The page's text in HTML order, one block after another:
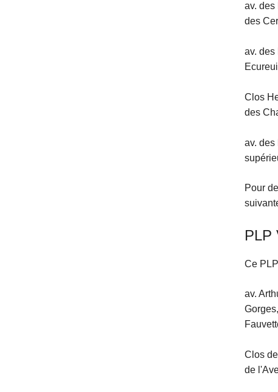
av. des
des
av. des
Clos
des
av. des
Pour
PLP
Ce
av.
Clos
de